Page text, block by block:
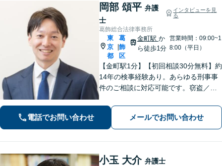
岡部 頌平 弁護
士
インタビューを見
る
葛飾総合法律事務所
東
京
都
葛
飾
区
金町駅 か
ら徒歩1分
営業時間：09:00~1
8:00（平日）
【金町駅1分】【初回相談30分無料】約
14年の検事経験あり。あらゆる刑事事
件のご相談に対応可能です。窃盗／詐
事件は早急にご相談ください。【相続
事件もお任せください】遺産分割協
議・調停／遺留分／遺言書作成など幅
広く対応
電話でお問い合わせ メールでお問い合わせ
小玉 大介 弁護士